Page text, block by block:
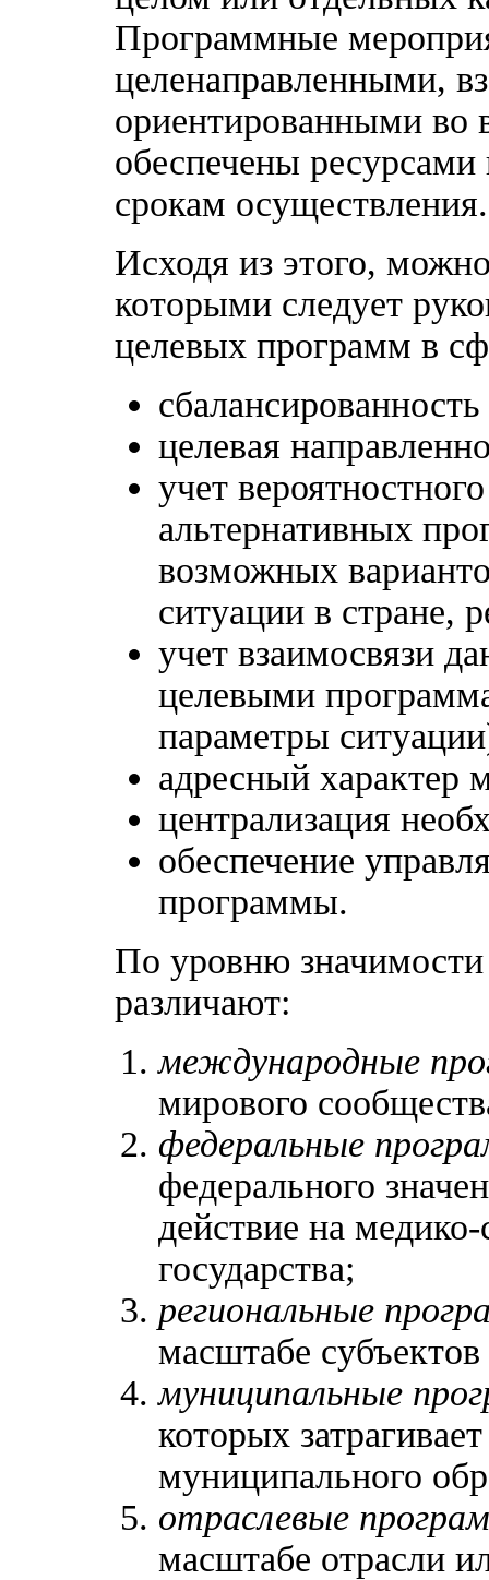
Программные
целенаправленными,
ориентированными во
обеспечены
срокам осуществления.
Исходя из этого,
которыми следует
целевых программ в
целевая
учет
альтернативных
возможных
ситуации в стране,
учет взаимосвязи
целевыми
параметры
адресный характер
централизация
обеспечение
программы.
По уровню
различают:
международные
мирового
федеральные
федерального
действие на
государства;
региональные
масштабе
муниципальные
которых
муниципального
отраслевые
масштабе отрасли